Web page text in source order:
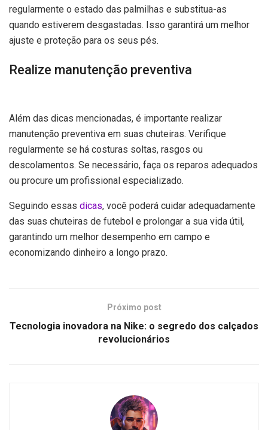
regularmente o estado das palmilhas e substitua-as
quando estiverem desgastadas. Isso garantirá um melhor
ajuste e proteção para os seus pés.
Realize manutenção preventiva
Além das dicas mencionadas, é importante realizar
manutenção preventiva em suas chuteiras. Verifique
regularmente se há costuras soltas, rasgos ou
descolamentos. Se necessário, faça os reparos adequados
ou procure um profissional especializado.
Seguindo essas dicas, você poderá cuidar adequadamente
das suas chuteiras de futebol e prolongar a sua vida útil,
garantindo um melhor desempenho em campo e
economizando dinheiro a longo prazo.
Próximo post
Tecnologia inovadora na Nike: o segredo dos calçados
revolucionários